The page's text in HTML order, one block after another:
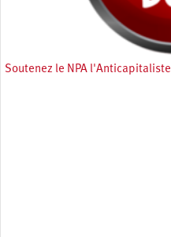
Soutenez le NPA l'Anticapitaliste